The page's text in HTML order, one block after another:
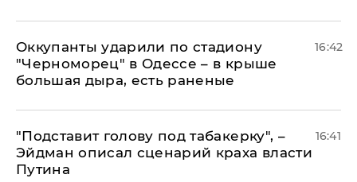
Оккупанты ударили по стадиону
"Черноморец" в Одессе – в крыше
большая дыра, есть раненые
16:42
​"Подставит голову под табакерку", –
Эйдман описал сценарий краха власти
Путина
16:41